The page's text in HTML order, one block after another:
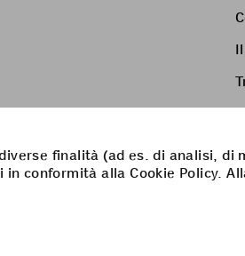
finalità (ad es. di analisi,
conformità alla Cookie Policy.